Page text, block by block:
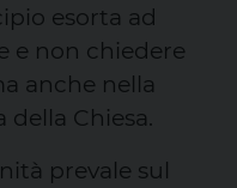
esorta ad
e non chiedere
anche nella
Chiesa.
prevale sul